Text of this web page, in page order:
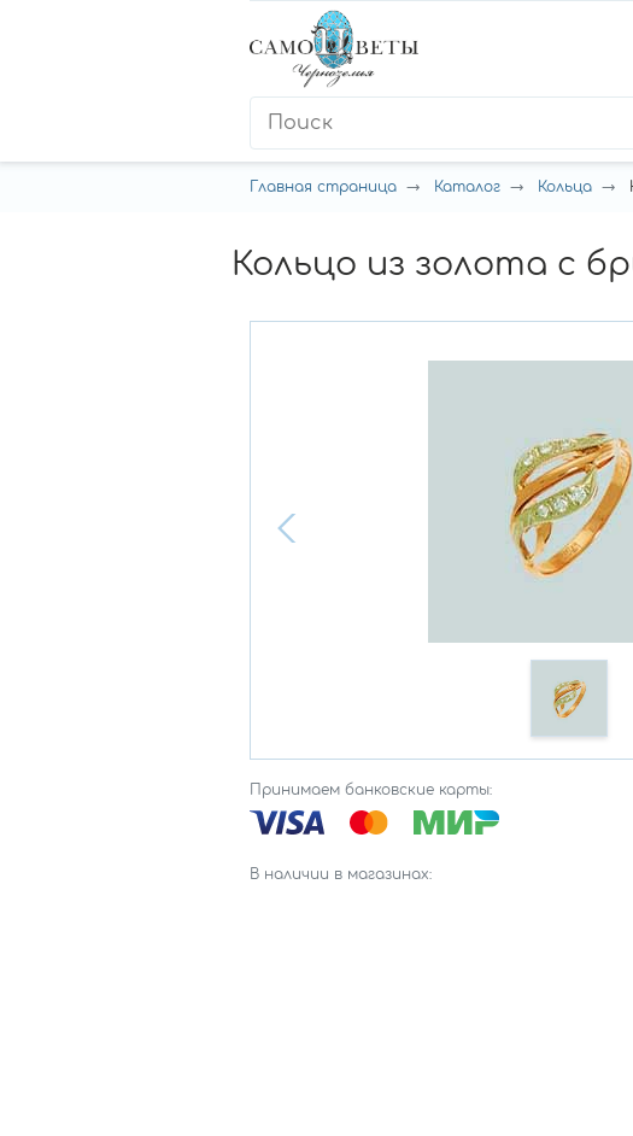
Главная страница Каталог Кольца
Кольцо из золота с
Принимаем банковские карты:
В наличии в магазинах: